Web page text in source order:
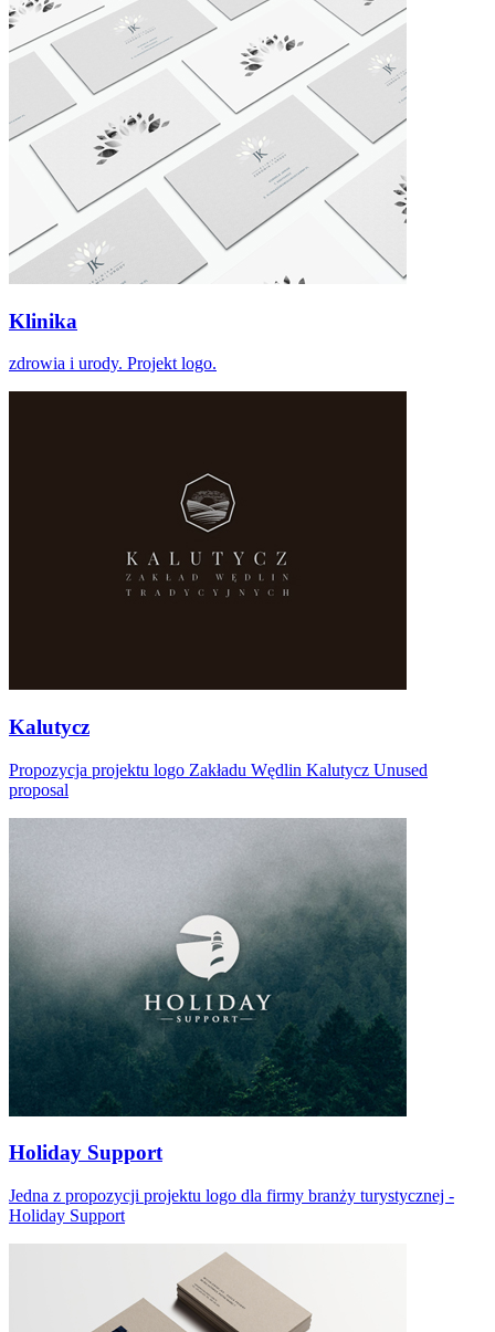
Klinika
zdrowia i urody. Projekt logo.
Kalutycz
Propozycja projektu logo Zakładu Wędlin Kalutycz Unused
proposal
Holiday Support
Jedna z propozycji projektu logo dla firmy branży turystycznej -
Holiday Support